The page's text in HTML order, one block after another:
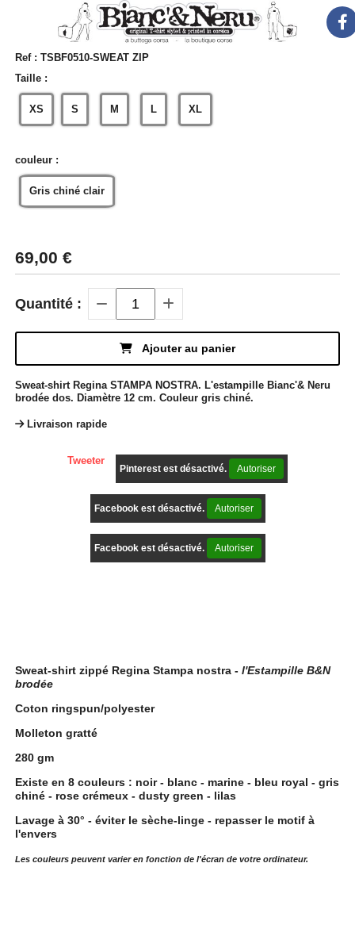
Ref : TSBF0510-SWEAT ZIP
Taille :
XS S M L XL
couleur :
Gris chiné clair
69,00 €
Quantité :
Ajouter au panier
Sweat-shirt Regina STAMPA NOSTRA. L'estampille Bianc'& Neru
brodée dos. Diamètre 12 cm. Couleur gris chiné.
Livraison rapide
Tweeter
Pinterest est désactivé. Autoriser
Facebook est désactivé. Autoriser
Facebook est désactivé. Autoriser
Sweat-shirt zippé Regina Stampa nostra -l'Estampille B&N
brodée
Coton ringspun/polyester
Molleton gratté
280 gm
Existe en 8 couleurs : noir - blanc - marine - bleu royal - gris
chiné - rose crémeux - dusty green - lilas
Lavage à 30° - éviter le sèche-linge - repasser le motif à
l'envers
Les couleurs peuvent varier en fonction de l'écran de votre ordinateur.